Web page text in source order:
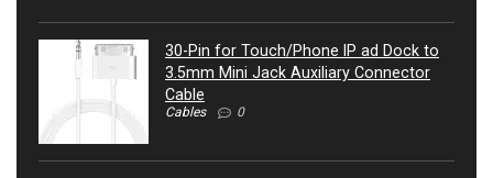
30-Pin for Touch/Phone IP ad Dock to
3.5mm Mini Jack Auxiliary Connector
Cable
Cables 0